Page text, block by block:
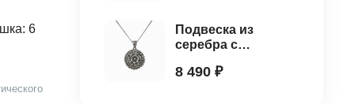
6
Подвеска из
серебра с
8 490 ₽